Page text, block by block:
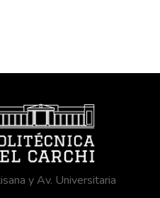
y Av. Universitaria